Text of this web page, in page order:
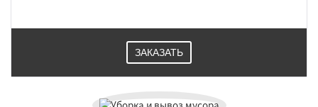
ЗАКАЗАТЬ